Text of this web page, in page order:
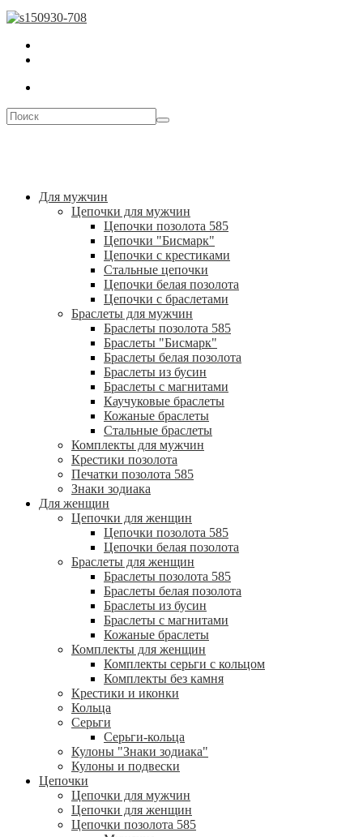
Для мужчин
Цепочки для мужчин
Цепочки позолота 585
Цепочки "Бисмарк"
Цепочки с крестиками
Стальные цепочки
Цепочки белая позолота
Цепочки с браслетами
Браслеты для мужчин
Браслеты позолота 585
Браслеты "Бисмарк"
Браслеты белая позолота
Браслеты из бусин
Браслеты с магнитами
Каучуковые браслеты
Кожаные браслеты
Стальные браслеты
Комплекты для мужчин
Крестики позолота
Печатки позолота 585
Знаки зодиака
Для женщин
Цепочки для женщин
Цепочки позолота 585
Цепочки белая позолота
Браслеты для женщин
Браслеты позолота 585
Браслеты белая позолота
Браслеты из бусин
Браслеты с магнитами
Кожаные браслеты
Комплекты для женщин
Комплекты серьги с кольцом
Комплекты без камня
Крестики и иконки
Кольца
Серьги
Серьги-кольца
Кулоны "Знаки зодиака"
Кулоны и подвески
Цепочки
Цепочки для мужчин
Цепочки для женщин
Цепочки позолота 585